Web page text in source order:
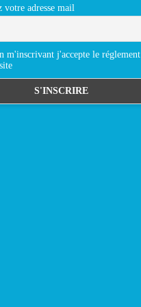
votre adresse mail
m'inscrivant j'accepte le réglement